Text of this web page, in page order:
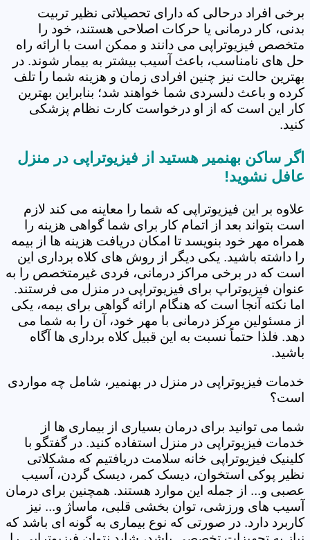
برخی افراد درحالی که دارای تحصیلاتی نظیر تربیت
بدنی، کار درمانی یا حرکات اصلاحی هستند، خود را
متخصص فیزیوتراپی می دانند و ممکن است با ارائه راه
حل های نامناسب، باعث آسیب بیشتر به بیمار شوند. در
بهترین حالت نیز چنین افرادی زمان و هزینه شما را تلف
کرده و باعث دلسردی شما خواهند شد؛ بنابراین بهترین
کار این است که از او درخواست کارت نظام پزشکی
کنید.
اگر ساکن بهنمیر هستید از فیزیوتراپی در منزل
عافل نشوید!
علاوه بر این فیزیوتراپی که شما را معاینه می کند لازم
است بتواند بعد از اتمام کار برای شما گواهی هزینه را
همراه مهر خود بنویسد تا امکان دریافت هزینه ها از بیمه
را داشته باشید. یکی دیگر از روش های کلاه برداری این
است که در برخی مراکز درمانی، فردی غیرمتخصص را به
عنوان فیزیوتراپ برای فیزیوتراپی در منزل می فرستند.
اما نکته آنجا است که هنگام ارائه گواهی برای بیمه، یکی
از مسئولین مرکز درمانی با مهر خود، آن را به شما می
دهد. فلذا حتماً نسبت به این قبیل کلاه برداری ها آگاه
باشید.
خدمات فیزیوتراپی در منزل در بهنمیر، شامل چه مواردی
است؟
شما می توانید برای درمان بسیاری از بیماری ها از
خدمات فیزیوتراپی در منزل استفاده کنید. در گفتگو با
کلینیک فیزیوتراپی خانه سلامت دریافتیم که مشکلاتی
نظیر پوکی استخوان، دیسک کمر، دیسک گردن، آسیب
عصبی و... از جمله این موارد هستند. همچنین برای درمان
آسیب های ورزشی، توان بخشی قلبی، ماساژ و... نیز
کاربرد دارد. در صورتی که نوع بیماری به گونه ای باشد که